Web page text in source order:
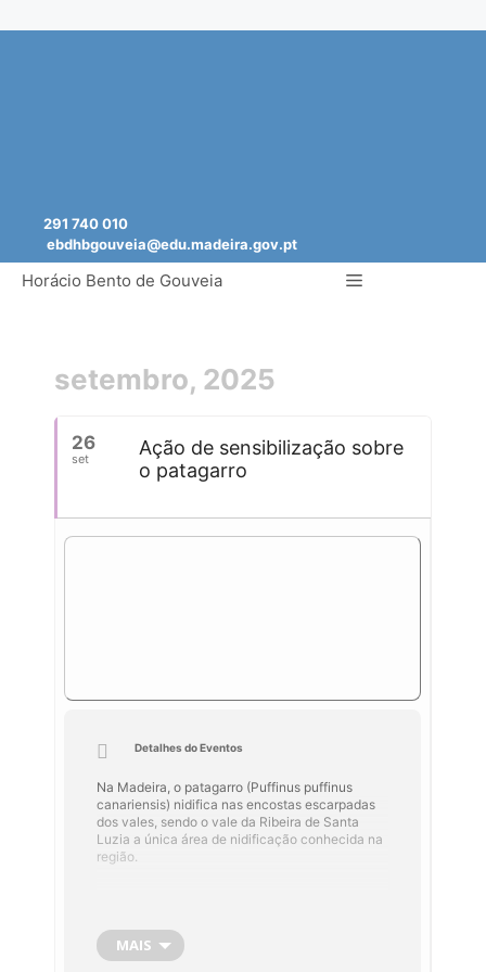
291 740 010
ebdhbgouveia@edu.madeira.gov.pt
Horácio Bento de Gouveia Menu
setembro, 2025
26
set
Ação de sensibilização sobre
o patagarro
Detalhes do Eventos
Na Madeira, o patagarro (Puffinus puffinus
canariensis) nidifica nas encostas escarpadas
dos vales, sendo o vale da Ribeira de Santa
Luzia a única área de nidificação conhecida na
região.
ativos desta subespécie, destruídos entretanto
pelos incêndios florestais de 2010. No entanto,
através de trabalhos de prospeção e de
MAIS